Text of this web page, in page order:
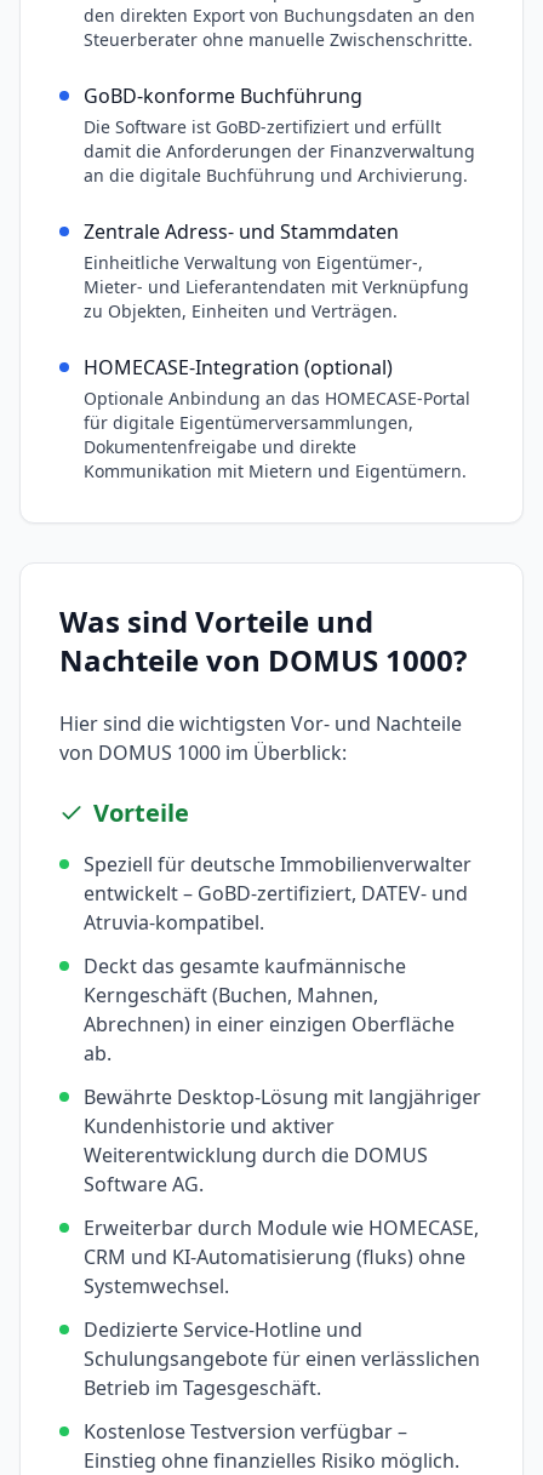
den direkten Export von Buchungsdaten an den
Steuerberater ohne manuelle Zwischenschritte.
GoBD-konforme Buchführung
Die Software ist GoBD-zertifiziert und erfüllt
damit die Anforderungen der Finanzverwaltung
an die digitale Buchführung und Archivierung.
Zentrale Adress- und Stammdaten
Einheitliche Verwaltung von Eigentümer-,
Mieter- und Lieferantendaten mit Verknüpfung
zu Objekten, Einheiten und Verträgen.
HOMECASE-Integration (optional)
Optionale Anbindung an das HOMECASE-Portal
für digitale Eigentümerversammlungen,
Dokumentenfreigabe und direkte
Kommunikation mit Mietern und Eigentümern.
Was sind Vorteile und
Nachteile von DOMUS 1000?
Hier sind die wichtigsten Vor- und Nachteile
von DOMUS 1000 im Überblick:
Vorteile
Speziell für deutsche Immobilienverwalter
entwickelt – GoBD-zertifiziert, DATEV- und
Atruvia-kompatibel.
Deckt das gesamte kaufmännische
Kerngeschäft (Buchen, Mahnen,
Abrechnen) in einer einzigen Oberfläche
ab.
Bewährte Desktop-Lösung mit langjähriger
Kundenhistorie und aktiver
Weiterentwicklung durch die DOMUS
Software AG.
Erweiterbar durch Module wie HOMECASE,
CRM und KI-Automatisierung (fluks) ohne
Systemwechsel.
Dedizierte Service-Hotline und
Schulungsangebote für einen verlässlichen
Betrieb im Tagesgeschäft.
Kostenlose Testversion verfügbar –
Einstieg ohne finanzielles Risiko möglich.